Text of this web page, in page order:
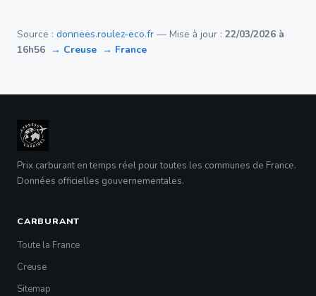
Source : donnees.roulez-eco.fr — Mise à jour : 22/03/2026 à
16h56 → Creuse → France
Prix carburant en temps réel pour toutes les communes de France.
Données officielles gouvernementales.
CARBURANT
Toute la France
Creuse
Sitemap